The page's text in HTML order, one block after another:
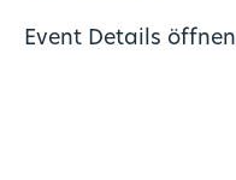
Event Details öffnen